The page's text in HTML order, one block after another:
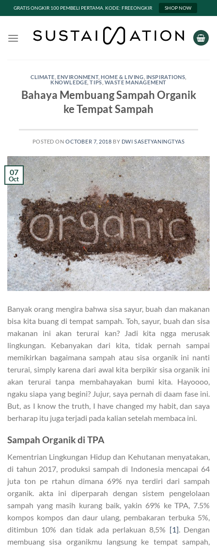
GRATIS ONGKIR 100 PEMBELI PERTAMA. KODE: FREEONGKIR SHOP NOW
CLIMATE ,ENVIRONMENT,HOME & LIVING INSPIRATIONS
KNOWLEDGE ,TIPS WASTE MANAGEMENT
Bahaya Membuang Sampah Organik
ke Tempat Sampah
POSTED ONOCTOBER 7, 2018 BY DWI SASETYANINGTYAS
07
Oct
Banyak orang mengira bahwa sisa sayur, buah dan makanan
bisa kita buang di tempat sampah. Toh, sayur, buah dan sisa
makanan ini akan terurai kan? Jadi kita ngga merusak
lingkungan. Kebanyakan dari kita, tidak pernah sampai
memikirkan bagaimana sampah atau sisa organik ini nanti
terurai, simply karena dari awal kita berpikir sisa organik ini
akan terurai tanpa membahayakan bumi kita. Hayoooo,
ngaku siapa yang begini? Jujur, saya pernah di daam fase ini.
But, as I know the truth, I have changed my habit, dan saya
berharap itu juga terjadi pada kalian setelah membaca ini.
Sampah Organik di TPA
Kementrian Lingkungan Hidup dan Kehutanan menyatakan,
di tahun 2017, produksi sampah di Indonesia mencapai 64
juta ton pe rtahun dimana 69% nya terdiri dari sampah
organik. akta ini diperparah dengan sistem pengelolaan
sampah yang masih kurang baik, yakin 69% ke TPA, 7.5%
kompos kompos dan daur ulang, pembakaran terbuka 5%,
ditimbun 10% dan tidak ada perlakuan 8,5% [1]. Dengan
membuang sisa organikmu langsung ke tempat sampah,